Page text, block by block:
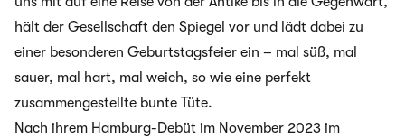
hält der Gesellschaft den Spiegel vor und lädt dabei zu
einer besonderen Geburtstagsfeier ein – mal süß, mal
sauer, mal hart, mal weich, so wie eine perfekt
zusammengestellte bunte Tüte.
Nach ihrem Hamburg-Debüt im November 2023 im